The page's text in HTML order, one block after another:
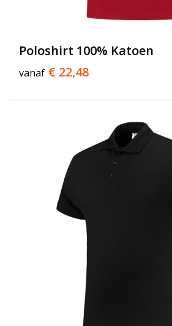
Poloshirt 100% Katoen
vanaf € 22,48